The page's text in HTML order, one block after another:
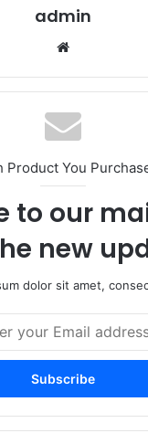
admin
Product You
to our
new
dolor sit amet,